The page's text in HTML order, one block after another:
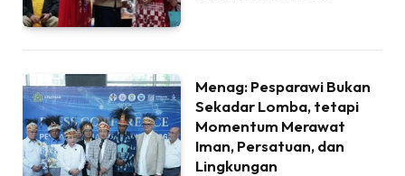
Menag: Pesparawi Bukan
Sekadar Lomba, tetapi
Momentum Merawat
Iman, Persatuan, dan
Lingkungan